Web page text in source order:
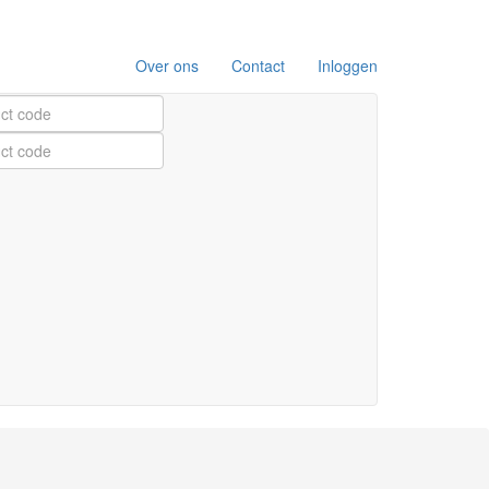
Over ons
Contact Inloggen